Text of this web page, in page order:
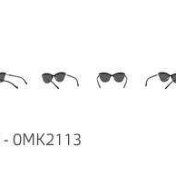
- 0MK2113